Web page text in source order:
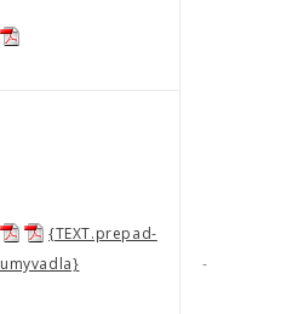
-
{TEXT.prepad-
umyvadla}